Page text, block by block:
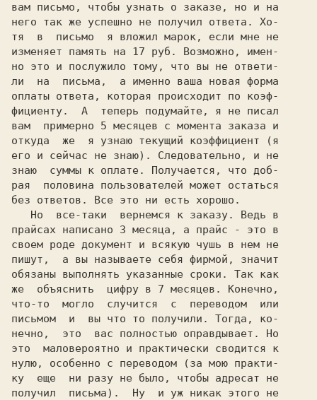
вам письмо, чтобы узнать о заказе, но и на
него так же успешно не получил ответа. Хо-
тя  в  письмо  я вложил марок, если мне не
изменяет память на 17 руб. Возможно, имен-
но это и послужило тому, что вы не ответи-
ли  на  письма,  а именно ваша новая форма
оплаты ответа, которая происходит по коэф-
фициенту.  А  теперь подумайте, я не писал
вам  примерно 5 месяцев с момента заказа и
откуда  же  я узнаю текущий коэффициент (я
его и сейчас не знаю). Следовательно, и не
знаю  суммы к оплате. Получается, что доб-
рая  половина пользователей может остаться
без ответов. Все это ни есть хорошо.
прайсах написано 3 месяца, а прайс - это в
своем роде документ и всякую чушь в нем не
пишут,  а вы называете себя фирмой, значит
обязаны выполнять указанные сроки. Так как
же  объяснить  цифру в 7 месяцев. Конечно,
что-то  могло  случится  с  переводом  или
письмом  и  вы что то получили. Тогда, ко-
нечно,  это  вас полностью оправдывает. Но
это  маловероятно и практически сводится к
нулю, особенно с переводом (за мою практи-
ку  еще  ни разу не было, чтобы адресат не
получил  письма).  Ну  и уж никак этого не